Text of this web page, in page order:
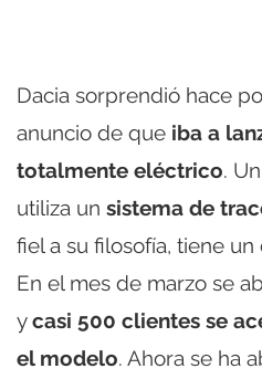
Dacia sorprendió hace
anuncio de que iba a
totalmente eléctrico.
utiliza un sistema de
fiel a su filosofía, tiene
En el mes de marzo se
ycasi 500 clientes se
el modelo. Ahora se ha